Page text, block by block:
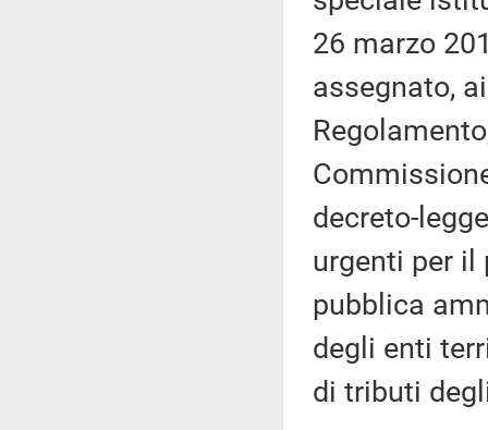
26 marzo
assegnato,
decreto-
urgenti per il
pubblica
degli enti
di tributi